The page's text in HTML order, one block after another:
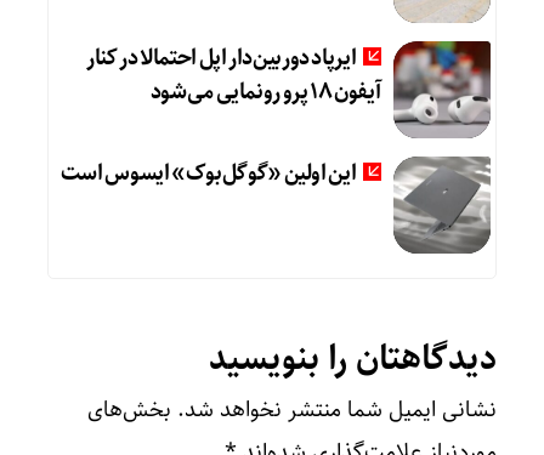
ایرپاد دوربین‌دار اپل احتمالا در کنار
آیفون ۱۸ پرو رونمایی می‌شود
این اولین «گوگل‌بوک» ایسوس است
دیدگاهتان را بنویسید
نشانی ایمیل شما منتشر نخواهد شد. بخش‌های